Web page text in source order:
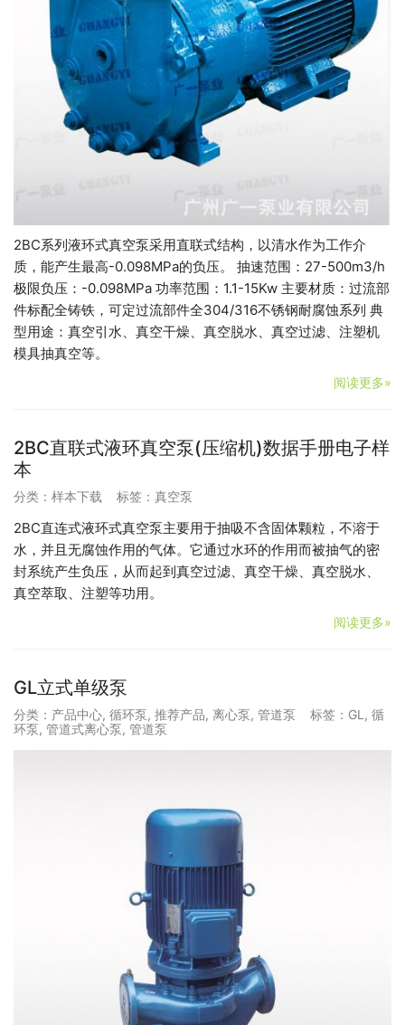
2BC系列液环式真空泵采用直联式结构，以清水作为工作介
质，能产生最高-0.098MPa的负压。 抽速范围：27-500m3/h
极限负压：-0.098MPa 功率范围：1.1-15Kw 主要材质：过流部
件标配全铸铁，可定过流部件全304/316不锈钢耐腐蚀系列 典
型用途：真空引水、真空干燥、真空脱水、真空过滤、注塑机
模具抽真空等。
阅读更多»
2BC直联式液环真空泵(压缩机)数据手册电子样
本
分类： 样本下载 标签： 真空泵
2BC直连式液环式真空泵主要用于抽吸不含固体颗粒，不溶于
水，并且无腐蚀作用的气体。它通过水环的作用而被抽气的密
封系统产生负压，从而起到真空过滤、真空干燥、真空脱水、
真空萃取、注塑等功用。
阅读更多»
GL立式单级泵
分类： 产品中心, 循环泵, 推荐产品, 离心泵, 管道泵 标签： GL , 循
环泵, 管道式离心泵, 管道泵